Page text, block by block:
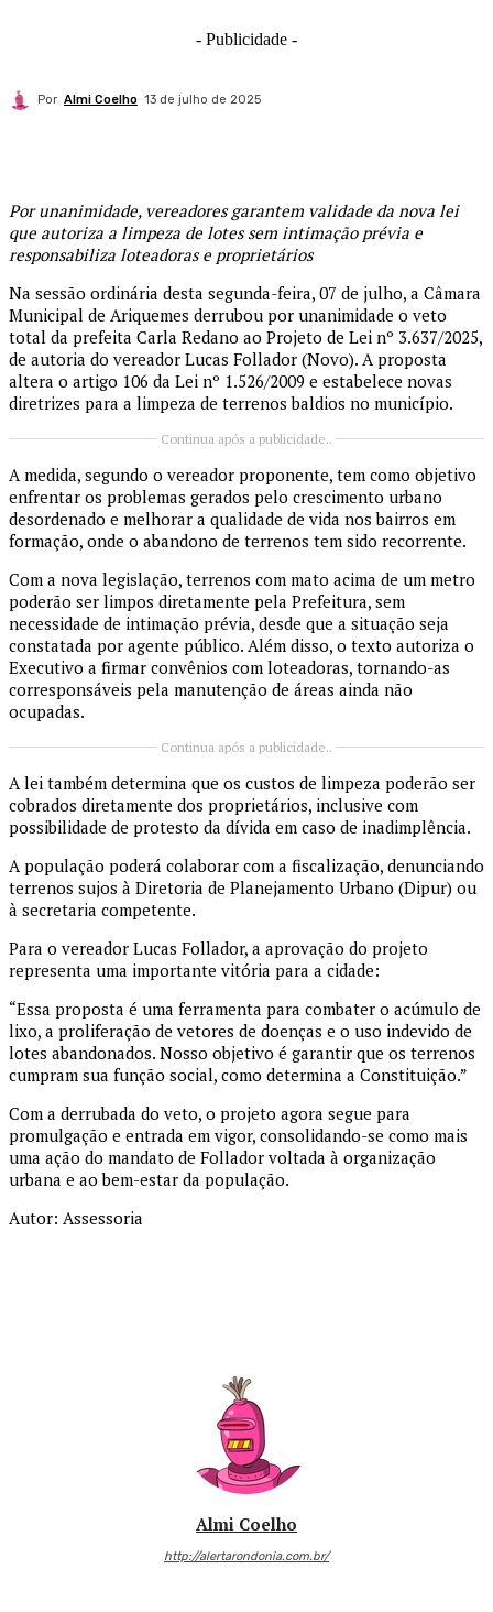
- Publicidade -
Por Almi Coelho 13 de julho de 2025
Por unanimidade, vereadores garantem validade da nova lei
que autoriza a limpeza de lotes sem intimação prévia e
responsabiliza loteadoras e proprietários
Na sessão ordinária desta segunda-feira, 07 de julho, a Câmara
Municipal de Ariquemes derrubou por unanimidade o veto
total da prefeita Carla Redano ao Projeto de Lei nº 3.637/2025,
de autoria do vereador Lucas Follador (Novo). A proposta
altera o artigo 106 da Lei nº 1.526/2009 e estabelece novas
diretrizes para a limpeza de terrenos baldios no município.
Continua após a publicidade..
A medida, segundo o vereador proponente, tem como objetivo
enfrentar os problemas gerados pelo crescimento urbano
desordenado e melhorar a qualidade de vida nos bairros em
formação, onde o abandono de terrenos tem sido recorrente.
Com a nova legislação, terrenos com mato acima de um metro
poderão ser limpos diretamente pela Prefeitura, sem
necessidade de intimação prévia, desde que a situação seja
constatada por agente público. Além disso, o texto autoriza o
Executivo a firmar convênios com loteadoras, tornando-as
corresponsáveis pela manutenção de áreas ainda não
ocupadas.
Continua após a publicidade..
A lei também determina que os custos de limpeza poderão ser
cobrados diretamente dos proprietários, inclusive com
possibilidade de protesto da dívida em caso de inadimplência.
A população poderá colaborar com a fiscalização, denunciando
terrenos sujos à Diretoria de Planejamento Urbano (Dipur) ou
à secretaria competente.
Para o vereador Lucas Follador, a aprovação do projeto
representa uma importante vitória para a cidade:
“Essa proposta é uma ferramenta para combater o acúmulo de
lixo, a proliferação de vetores de doenças e o uso indevido de
lotes abandonados. Nosso objetivo é garantir que os terrenos
cumpram sua função social, como determina a Constituição.”
Com a derrubada do veto, o projeto agora segue para
promulgação e entrada em vigor, consolidando-se como mais
uma ação do mandato de Follador voltada à organização
urbana e ao bem-estar da população.
Autor: Assessoria
Almi Coelho
http://alertarondonia.com.br/